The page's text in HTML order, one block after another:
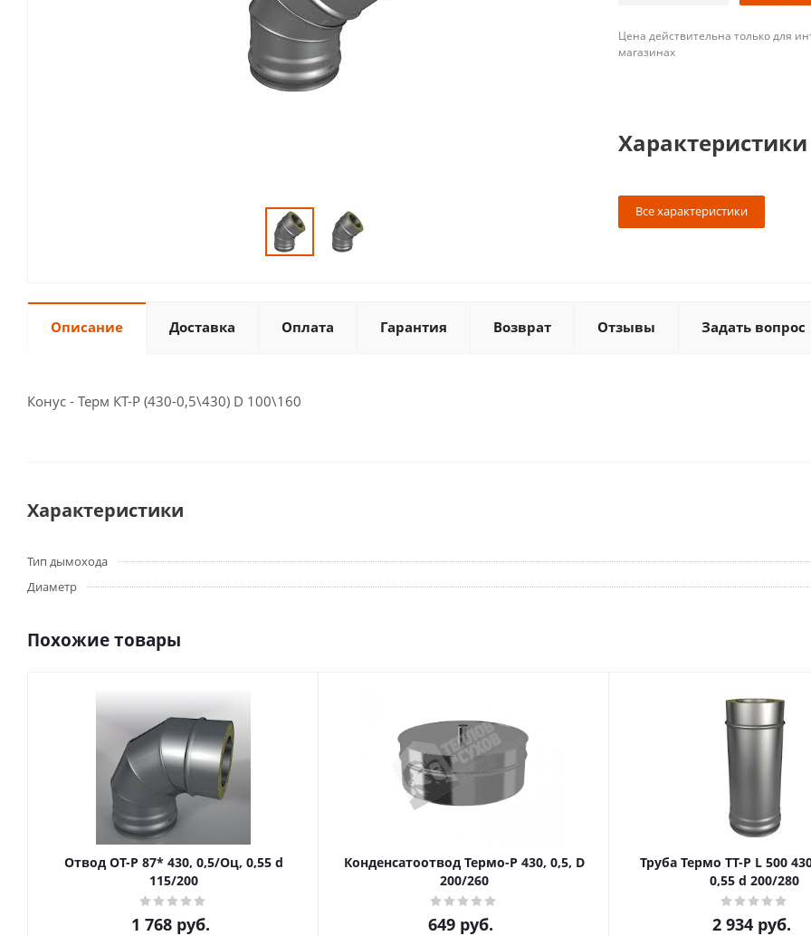
Цена действительна только для
магазинах
Характеристики
Все характеристики
Описание Доставка Оплата Гарантия Возврат Отзывы Задать вопрос
Конус - Терм КТ-Р (430-0,5\430) D 100\160
Характеристики
Тип дымохода
Диаметр
Похожие товары
Отвод ОТ-Р 87* 430, 0,5/Оц, 0,55 d
115/200
1 768руб.
Конденсатоотвод Термо-Р 430, 0,5, D
200/260
649 руб.
Труба Термо ТТ-Р L 500 430. 0.8/430,
0,55 d 200/280
2 934руб.